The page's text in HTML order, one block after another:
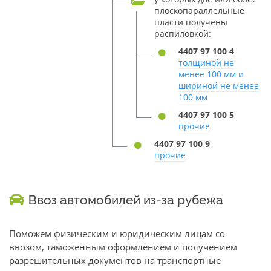
плоскопараллельные
пласти получены
распиловкой:
4407 97 100 4
толщиной не
менее 100 мм и
шириной не менее
100 мм
4407 97 100 5
прочие
4407 97 100 9
прочие
Ввоз автомобилей из-за рубежа
Поможем физическим и юридическим лицам со
ввозом, таможенным оформлением и получением
разрешительных документов на транспортные